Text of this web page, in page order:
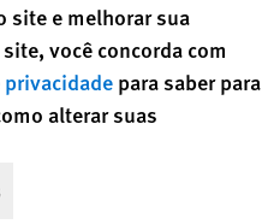
nonprofit registered in the US
site e melhorar sua
você concorda com
para saber para
alterar suas